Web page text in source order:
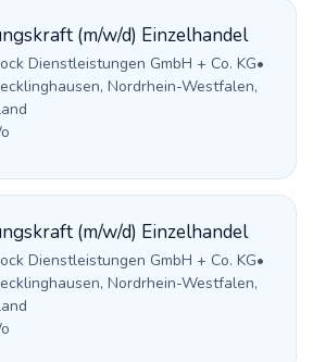
(m/w/d) Einzelhandel
Dienstleistungen GmbH + Co. KG•
Nordrhein-Westfalen,
(m/w/d) Einzelhandel
Dienstleistungen GmbH + Co. KG•
Nordrhein-Westfalen,